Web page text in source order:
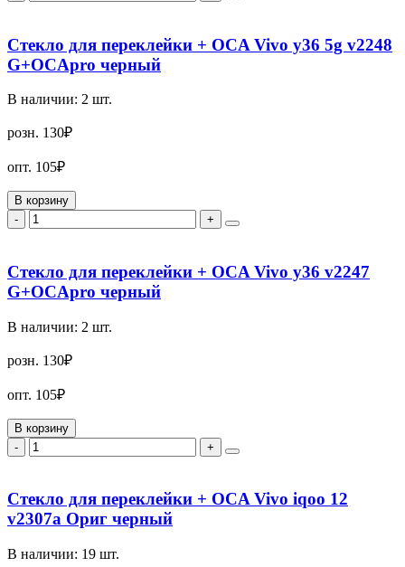
Стекло для переклейки + OCA Vivo y36 5g v2248
G+OCApro черный
В наличии: 2 шт.
розн. 130₽
опт. 105₽
В корзину
-
+
Стекло для переклейки + OCA Vivo y36 v2247
G+OCApro черный
В наличии: 2 шт.
розн. 130₽
опт. 105₽
В корзину
-
+
Стекло для переклейки + OCA Vivo iqoo 12
v2307a Ориг черный
В наличии: 19 шт.